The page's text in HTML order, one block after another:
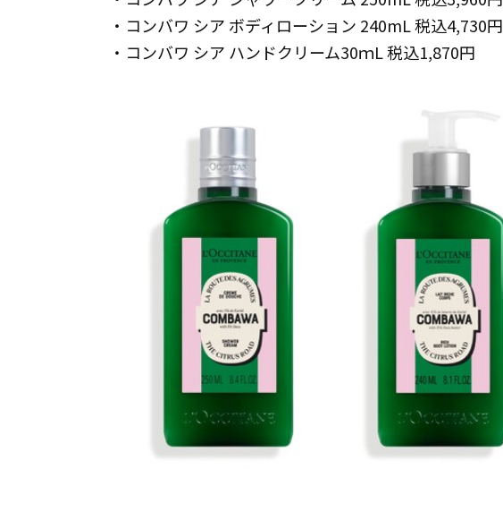
・コンバワ シア ボディローション 240mL 税込4,730円
・コンバワ シア ハンドクリーム30ｍL 税込1,870円